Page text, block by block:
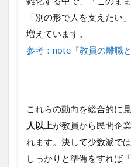
転
職
時
の
注
教
員
か
ら
民
間
「別の形で人を支えたい
増えています。
参考：note『教員の離職
これらの動向を総合的に見
人以上が教員から民間企
れます。決して少数派では
しっかりと準備をすれば